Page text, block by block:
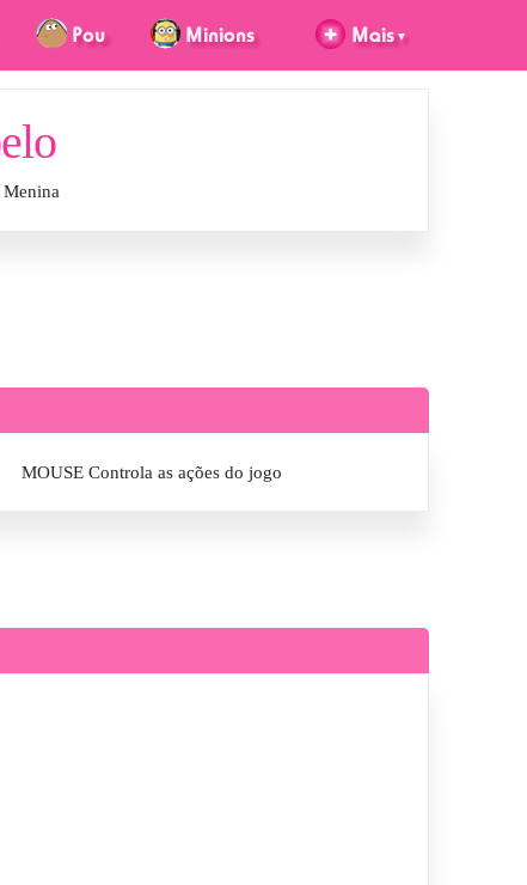
MOUSE Controla as ações do jogo